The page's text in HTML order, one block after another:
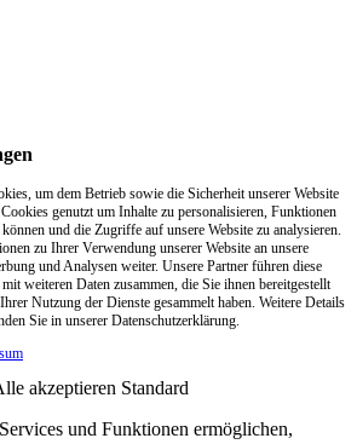
um dem Betrieb sowie die Sicherheit unserer Website
genutzt um Inhalte zu personalisieren, Funktionen
und die Zugriffe auf unsere Website zu analysieren.
zu Ihrer Verwendung unserer Website an unsere
und Analysen weiter. Unsere Partner führen diese
weiteren Daten zusammen, die Sie ihnen bereitgestellt
Nutzung der Dienste gesammelt haben. Weitere Details
Sie in unserer Datenschutzerklärung.
akzeptieren Standard
und Funktionen ermöglichen,